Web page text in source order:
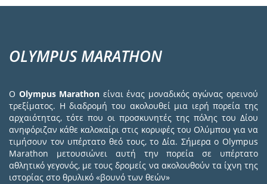
OLYMPUS MARATHON
Ο Olympus Marathon είναι ένας μοναδικός αγώνας ορεινού
τρεξίματος. Η διαδρομή του ακολουθεί μια ιερή πορεία της
αρχαιότητας, τότε που οι προσκυνητές της πόλης του Δίου
ανηφόριζαν κάθε καλοκαίρι στις κορυφές του Ολύμπου για να
τιμήσουν τον υπέρτατο θεό τους, το Δία. Σήμερα ο Olympus
Marathon μετουσιώνει αυτή την πορεία σε υπέρτατο
αθλητικό γεγονός, με τους δρομείς να ακολουθούν τα ίχνη της
ιστορίας στο θρυλικό «βουνό των θεών»